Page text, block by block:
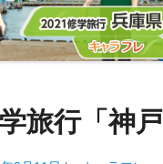
旅行「神